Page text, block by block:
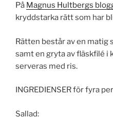
På Magnus Hultbergs
kryddstarka rätt som har
Rätten består av en matig
samt en gryta av fläskfilé i
serveras med ris.
INGREDIENSER för fyra
Sallad: